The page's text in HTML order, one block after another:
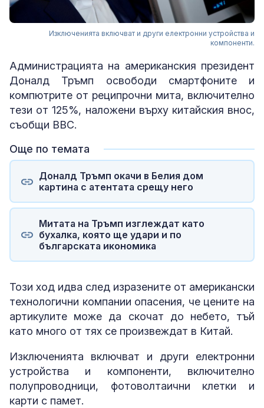
Изключенията включват и други електронни устройства и
компоненти.
Администрацията на американския президент
Доналд Тръмп освободи смартфоните и
компютрите от реципрочни мита, включително
тези от 125%, наложени върху китайския внос,
съобщи BBC.
Още по темата
Доналд Тръмп окачи в Белия дом
картина с атентата срещу него
Митата на Тръмп изглеждат като
бухалка, която ще удари и по
българската икономика
Този ход идва след изразените от американски
технологични компании опасения, че цените на
артикулите може да скочат до небето, тъй
като много от тях се произвеждат в Китай.
Изключенията включват и други електронни
устройства и компоненти, включително
полупроводници, фотоволтаични клетки и
карти с памет.